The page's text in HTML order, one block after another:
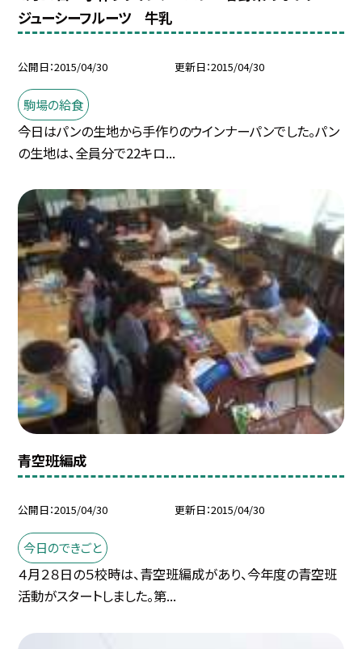
ジューシーフルーツ 牛乳
公開日 2015/04/30 更新日 2015/04/30
駒場の給食
今日はパンの生地から手作りのウインナーパンでした。パン
の生地は、全員分で22キロ...
青空班編成
公開日 2015/04/30 更新日 2015/04/30
今日のできごと
４月２８日の５校時は、青空班編成があり、今年度の青空班
活動がスタートしました。第...